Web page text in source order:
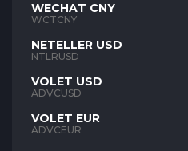
WECHAT CNY
WCTCNY
NETELLER USD
NTLRUSD
VOLET USD
ADVCUSD
VOLET EUR
ADVCEUR